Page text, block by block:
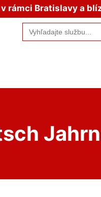
rámci Bratislavy a
Search
for: